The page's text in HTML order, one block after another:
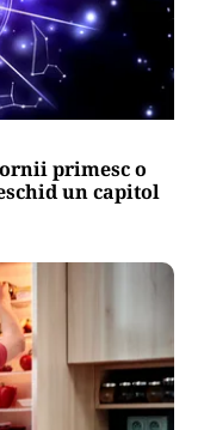
primesc o
un capitol